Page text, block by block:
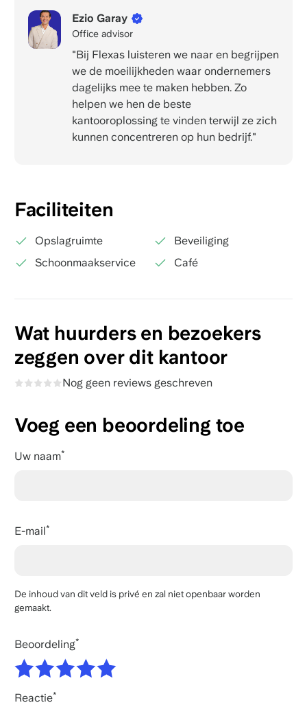
Ezio Garay
Office advisor
"Bij Flexas luisteren we naar en begrijpen
we de moeilijkheden waar ondernemers
dagelijks mee te maken hebben. Zo
helpen we hen de beste
kantooroplossing te vinden terwijl ze zich
kunnen concentreren op hun bedrijf."
Faciliteiten
Opslagruimte
Beveiliging
Schoonmaakservice
Café
Wat huurders en bezoekers
zeggen over dit kantoor
Nog geen reviews geschreven
Voeg een beoordeling toe
Uw naam
E-mail
De inhoud van dit veld is privé en zal niet openbaar worden
gemaakt.
Beoordeling
Reactie